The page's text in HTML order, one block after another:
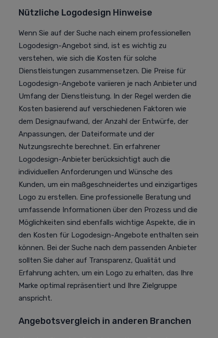
Nützliche Logodesign Hinweise
Wenn Sie auf der Suche nach einem professionellen
Logodesign-Angebot sind, ist es wichtig zu
verstehen, wie sich die Kosten für solche
Dienstleistungen zusammensetzen. Die Preise für
Logodesign-Angebote variieren je nach Anbieter und
Umfang der Dienstleistung. In der Regel werden die
Kosten basierend auf verschiedenen Faktoren wie
dem Designaufwand, der Anzahl der Entwürfe, der
Anpassungen, der Dateiformate und der
Nutzungsrechte berechnet. Ein erfahrener
Logodesign-Anbieter berücksichtigt auch die
individuellen Anforderungen und Wünsche des
Kunden, um ein maßgeschneidertes und einzigartiges
Logo zu erstellen. Eine professionelle Beratung und
umfassende Informationen über den Prozess und die
Möglichkeiten sind ebenfalls wichtige Aspekte, die in
den Kosten für Logodesign-Angebote enthalten sein
können. Bei der Suche nach dem passenden Anbieter
sollten Sie daher auf Transparenz, Qualität und
Erfahrung achten, um ein Logo zu erhalten, das Ihre
Marke optimal repräsentiert und Ihre Zielgruppe
anspricht.
Angebotsvergleich in anderen Branchen